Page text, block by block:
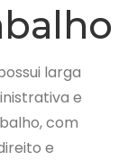
larga
e
com
e